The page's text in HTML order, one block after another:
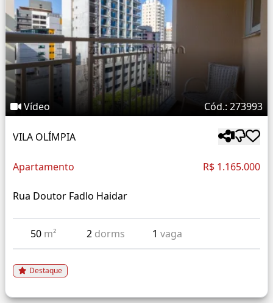
Vídeo Cód.: 273993
VILA OLÍMPIA
Apartamento R$ 1.165.000
Rua Doutor Fadlo Haidar
50 m² 2 dorms 1vaga
Destaque